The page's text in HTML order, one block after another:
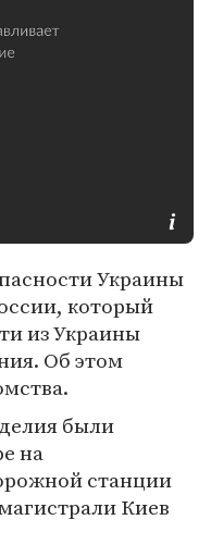
Украины
который
из Украины
Об этом
были
на
станции
Киев